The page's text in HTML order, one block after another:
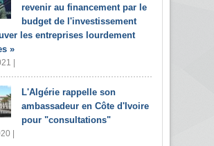
revenir au financement par le
budget de l'investissement
les entreprises lourdement
»
|
L'Algérie rappelle son
ambassadeur en Côte d'Ivoire
pour "consultations"
|